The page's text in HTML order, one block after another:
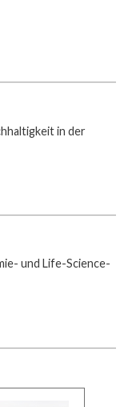
in der
und Life-Science-